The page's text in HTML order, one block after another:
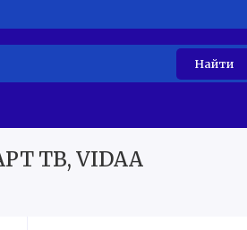
Найти
ТВ, VIDAA